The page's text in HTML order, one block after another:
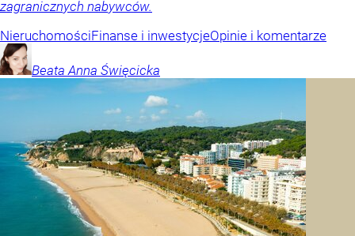
zagranicznych nabywców.
NieruchomościFinanse i inwestycjeOpinie i komentarze
Beata Anna Święcicka